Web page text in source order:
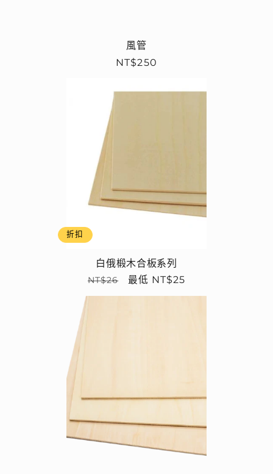
風管
定
NT$250
折扣
白俄椴木合板系列
定
NT$26
售
最低 NT$25